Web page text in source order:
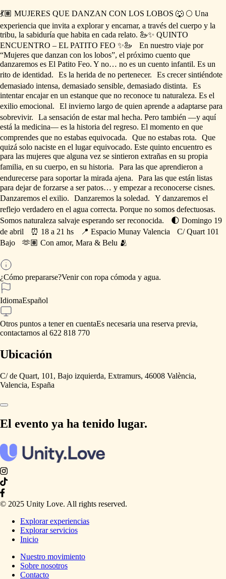
💃🏽 MUJERES QUE DANZAN CON LOS LOBOS 🐺 🌕 Una
experiencia que invita a explorar y encarnar, a través del cuerpo y la
tribu, la sabiduría que habita en cada relato. 🦢✨ QUINTO
ENCUENTRO – EL PATITO FEO ✨🦢 En nuestro viaje por
“Mujeres que danzan con los lobos”, el próximo cuento que
danzaremos es El Patito Feo. Y no… no es un cuento infantil. Es un
rito de identidad. Es la herida de no pertenecer. Es crecer sintiéndote
demasiado intensa, demasiado sensible, demasiado distinta.
Es
intentar encajar en un estanque que no reconoce tu naturaleza. Es el
exilio emocional. El invierno largo de quien aprende a adaptarse para
sobrevivir.
La sensación de estar mal hecha. Pero también —y aquí
está la medicina— es la historia del regreso. El momento en que
comprendes que no estabas equivocada. Que no estabas rota.
Que
quizá solo naciste en el lugar equivocado. Este quinto encuentro es
para las mujeres que alguna vez se sintieron extrañas en su propia
familia, en su cuerpo, en su historia. Para las que aprendieron a
endurecerse para soportar la mirada ajena. Para las que están listas
para dejar de forzarse a ser patos… y empezar a reconocerse cisnes.
Danzaremos el exilio. Danzaremos la soledad. Y danzaremos el
reflejo verdadero en el agua correcta. Porque no somos defectuosas.
Somos naturaleza salvaje esperando ser reconocida. 🌓 Domingo 19
de abril ⏰ 18 a 21 hs 📍 Espacio Munay Valencia C​/​ Quart 101
Bajo
🫶🏽 Con amor, Mara & Belu 🫂
¿Cómo prepararse?Venir con ropa cómoda y agua.
IdiomaEspañol
Otros puntos a tener en cuentaEs necesaria una reserva previa,
contactarnos al 622 818 770
Ubicación
C/ de Quart, 101, Bajo izquierda, Extramurs, 46008 València,
Valencia, España
El evento ya ha tenido lugar.
© 2025 Unity Love. All rights reserved.
Explorar experiencias
Explorar servicios
Inicio
Nuestro movimiento
Sobre nosotros
Contacto